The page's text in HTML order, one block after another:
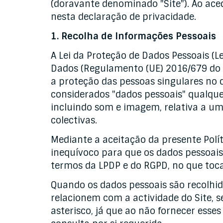
(doravante denominado "Site"). Ao
nesta declaração de privacidade.
1. Recolha de Informações Pessoais
A Lei da Proteção de Dados Pessoais
Dados (Regulamento (UE) 2016/679
a proteção das pessoas singulares no
considerados "dados pessoais"
incluindo som e imagem, relativa a
colectivas.
Mediante a aceitação da presente
inequívoco para que os dados
termos da LPDP e do RGPD, no que
Quando os dados pessoais são
relacionem com a actividade do Site,
asterisco, já que ao não fornecer